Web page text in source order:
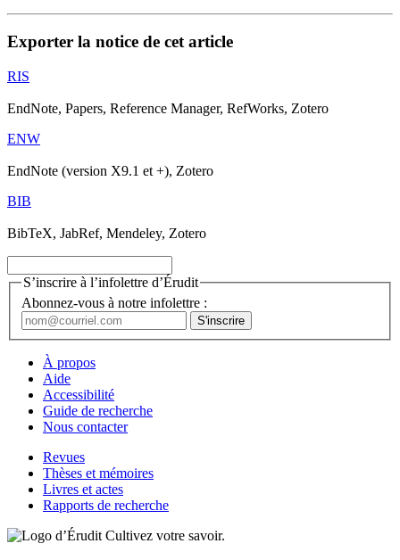
Exporter la notice de cet article
RIS
EndNote, Papers, Reference Manager, RefWorks, Zotero
ENW
EndNote (version X9.1 et +), Zotero
BIB
BibTeX, JabRef, Mendeley, Zotero
S’inscrire à l’infolettre d’Érudit
Abonnez-vous à notre infolettre :
À propos
Aide
Accessibilité
Guide de recherche
Nous contacter
Revues
Thèses et mémoires
Livres et actes
Rapports de recherche
Cultivez votre savoir.